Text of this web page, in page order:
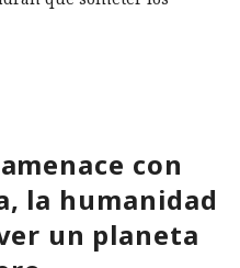
para las autoridades
cerradas.
con
la humanidad
un planeta